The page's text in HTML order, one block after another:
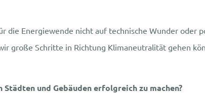
die Energiewende nicht auf technische Wunder oder
große Schritte in Richtung Klimaneutralität gehen
und Gebäuden erfolgreich zu machen?